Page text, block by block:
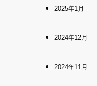
2025年1月
2024年12月
2024年11月